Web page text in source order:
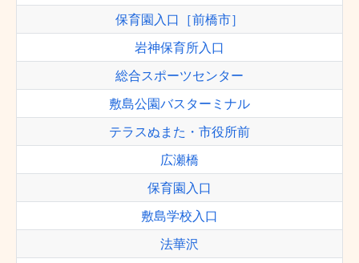
保育園入口［前橋市］
岩神保育所入口
総合スポーツセンター
敷島公園バスターミナル
テラスぬまた・市役所前
広瀬橋
保育園入口
敷島学校入口
法華沢